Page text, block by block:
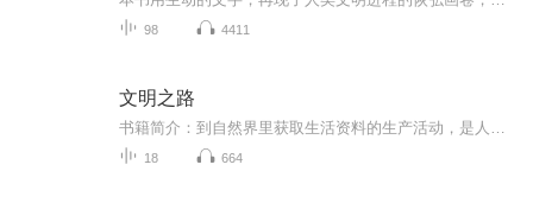
98 4411
文明之路
18 664